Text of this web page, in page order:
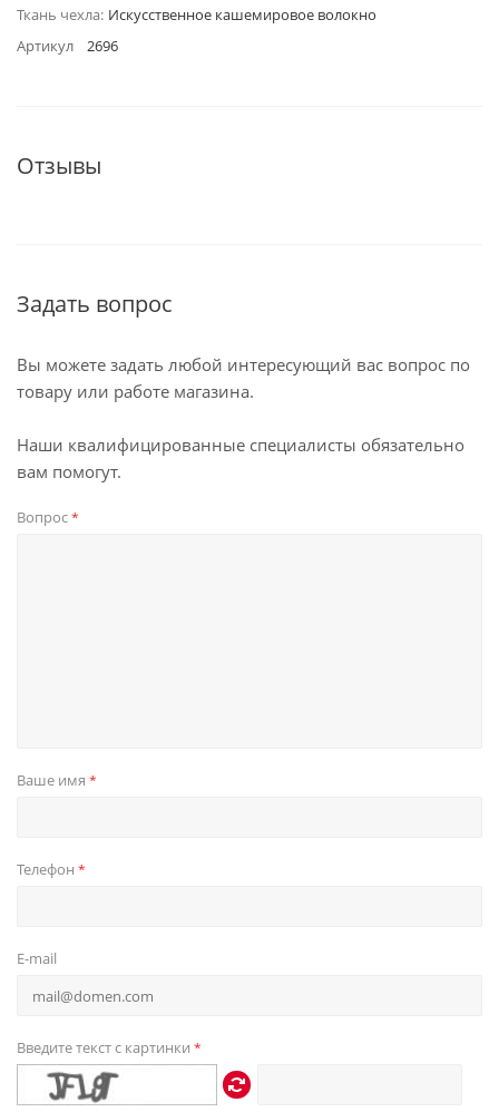
Ткань чехла: Искусственное кашемировое волокно
Артикул
2696
Отзывы
Задать вопрос
Вы можете задать любой интересующий вас вопрос по
товару или работе магазина.
Наши квалифицированные специалисты обязательно
вам помогут.
Вопрос*
Ваше имя *
Телефон *
E-mail
Введите текст с картинки *